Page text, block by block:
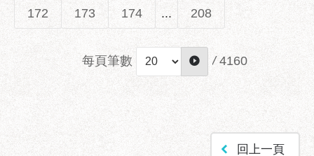
172 173 174 ... 208
每頁筆數 / 4160
回上一頁